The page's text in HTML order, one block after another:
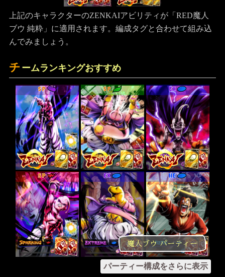
上記のキャラクターのZENKAIアビリティが「RED魔人
ブウ 純粋」に適用されます。編成タグと合わせて組み込
んでみましょう。
チ ームランキングおすすめ
魔人ブウ パーティー
SP SP EX
SP EX HE
パーティー構成をさらに表示